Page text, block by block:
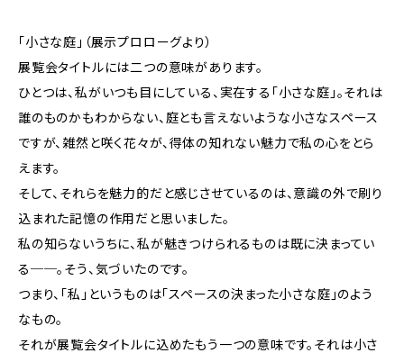
「小さな庭」（展示プロローグより）
展覧会タイトルには二つの意味があります。
ひとつは、私がいつも目にしている、実在する「小さな庭」。それは
誰のものかもわからない、庭とも言えないような小さなスペース
ですが、雑然と咲く花々が、得体の知れない魅力で私の心をとら
えます。
そして、それらを魅力的だと感じさせているのは、意識の外で刷り
込まれた記憶の作用だと思いました。
私の知らないうちに、私が魅きつけられるものは既に決まってい
る──。そう、気づいたのです。
つまり、「私」というものは「スペースの決まった小さな庭」のよう
なもの。
それが展覧会タイトルに込めたもう一つの意味です。それは小さ